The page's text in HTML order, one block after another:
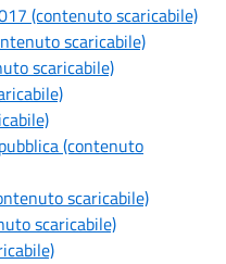
(contenuto scaricabile)
scaricabile)
scaricabile)
(contenuto
scaricabile)
scaricabile)